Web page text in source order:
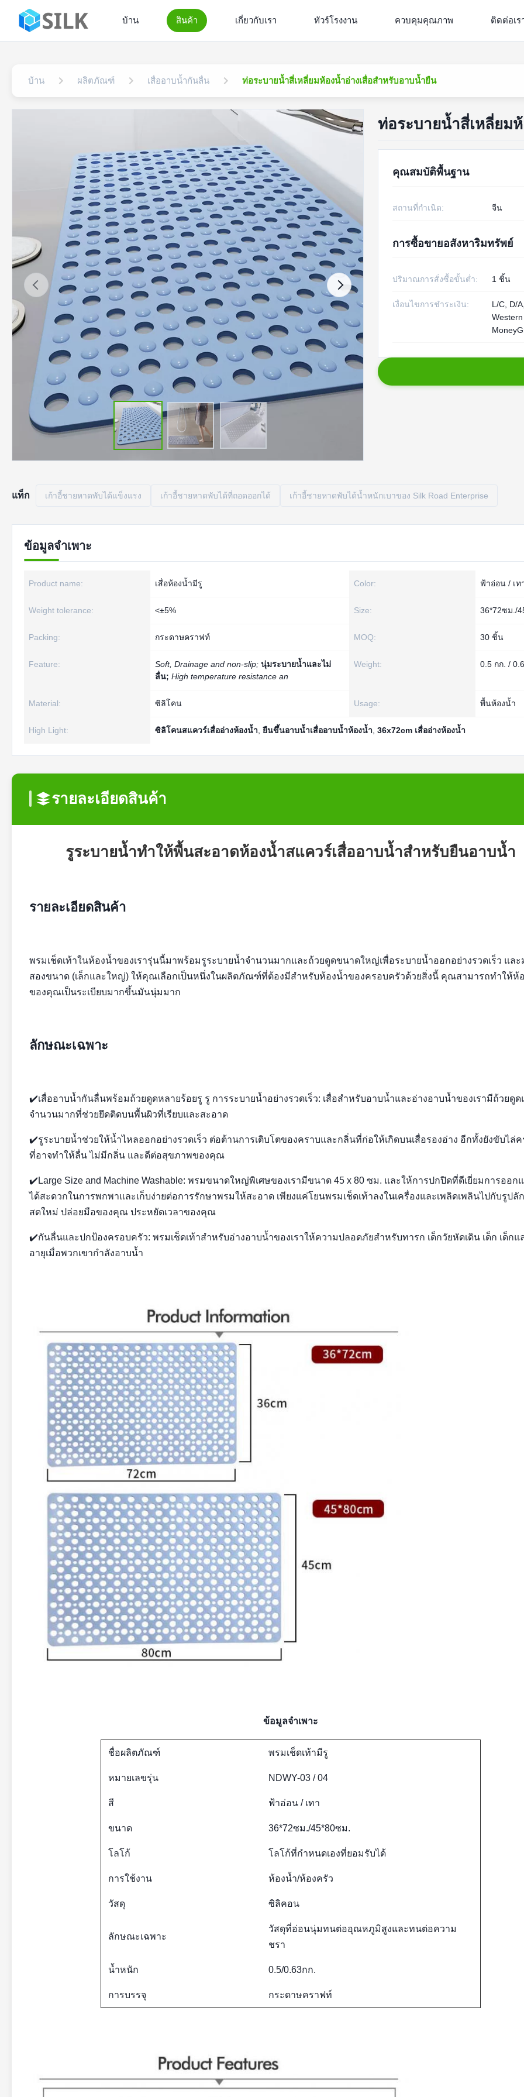
บ้าน สินค้า เกี่ยวกับเรา ทัวร์โรงงาน ควบคุมคุณภาพ ติดต่อเร
บ้าน ผลิตภัณฑ์ เสื่ออาบน้ำกันลื่น ท่อระบายน้ำสี่เหลี่ยมห้องน้ำอ่างเสื่อสำหรับอาบน้ำยืน
ท่อระบายน้ำสี่เหลี่ยม
คุณสมบัติพื้นฐาน
สถานที่กำเนิด: จีน
การซื้อขายอสังหาริมทรัพย์
ปริมาณการสั่งซื้อขั้นต่ำ: 1 ชิ้น
เงื่อนไขการชำระเงิน:
L/C, D/
Western
แท็ก เก้าอี้ชายหาดพับได้แข็งแรง เก้าอี้ชายหาดพับได้ที่ถอดออกได้ เก้าอี้ชายหาดพับได้น้ำหนักเบาของ Silk Road Enterprise
ข้อมูลจำเพาะ
Product name: เสื่อห้องน้ำมีรู Color: ฟ้าอ่อน / เท
Weight tolerance: <±5% Size: 36*72ซม./
Packing: กระดาษคราฟท์ MOQ: 30 ชิ้น
Feature: Soft, Drainage and non-slip; นุ่มระบายน้ำและไม่
ลื่น; High temperature resistance an
Weight: 0.5 กก. /
Material: ซิลิโคน Usage: พื้นห้องน้ำ
High Light: ซิลิโคนสแควร์เสื่ออ่างห้องน้ำ ยืนขึ้นอาบน้ำเสื่ออาบน้ำห้องน้ำ 36x72cm เสื่ออ่างห้องน้ำ
รายละเอียดสินค้า
รูระบายน้ำทำให้พื้นสะอาดห้องน้ำสแควร์เสื่ออาบน้ำสำหรับยืนอาบน้ำ
รายละเอียดสินค้า
พรมเช็ดเท้าในห้องน้ำของเรารุ่นนี้มาพร้อมรูระบายน้ำจำนวนมากและถ้วยดูดขนาดใหญ่เพื่อระบายน้ำออกอย่างรวดเร็ว และ
สองขนาด (เล็กและใหญ่) ให้คุณเลือกเป็นหนึ่งในผลิตภัณฑ์ที่ต้องมีสำหรับห้องน้ำของครอบครัวด้วยสิ่งนี้ คุณสามารถทำให้ห้
ของคุณเป็นระเบียบมากขึ้นมันนุ่มมาก
ลักษณะเฉพาะ
✔️เสื่ออาบน้ำกันลื่นพร้อมถ้วยดูดหลายร้อยรู รู การระบายน้ำอย่างรวดเร็ว: เสื่อสำหรับอาบน้ำและอ่างอาบน้ำของเรามีถ้วยดู
จำนวนมากที่ช่วยยึดติดบนพื้นผิวที่เรียบและสะอาด
✔️รูระบายน้ำช่วยให้น้ำไหลออกอย่างรวดเร็ว ต่อต้านการเติบโตของคราบและกลิ่นที่ก่อให้เกิดบนเสื่อรองอ่าง อีกทั้งยังขับไล่
ที่อาจทำให้ลื่น ไม่มีกลิ่น และดีต่อสุขภาพของคุณ
✔️Large Size and Machine Washable: พรมขนาดใหญ่พิเศษของเรามีขนาด 45 x 80 ซม. และให้การปกปิดที่ดีเยี่ยมการออก
ได้สะดวกในการพกพาและเก็บง่ายต่อการรักษาพรมให้สะอาด เพียงแค่โยนพรมเช็ดเท้าลงในเครื่องและเพลิดเพลินไปกับรูป
สดใหม่ ปล่อยมือของคุณ ประหยัดเวลาของคุณ
✔️กันลื่นและปกป้องครอบครัว: พรมเช็ดเท้าสำหรับอ่างอาบน้ำของเราให้ความปลอดภัยสำหรับทารก เด็กวัยหัดเดิน เด็ก เด็กแ
อายุเมื่อพวกเขากำลังอาบน้ำ
ข้อมูลจำเพาะ
ชื่อผลิตภัณฑ์ พรมเช็ดเท้ามีรู
หมายเลขรุ่น NDWY-03 / 04
สี ฟ้าอ่อน / เทา
ขนาด 36*72ซม./45*80ซม.
โลโก้ โลโก้ที่กำหนดเองที่ยอมรับได้
การใช้งาน ห้องน้ำ/ห้องครัว
วัสดุ ซิลิคอน
ลักษณะเฉพาะ
วัสดุที่อ่อนนุ่มทนต่ออุณหภูมิสูงและทนต่อความ
ชรา
น้ำหนัก 0.5/0.63กก.
การบรรจุ กระดาษคราฟท์